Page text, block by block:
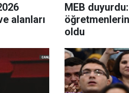
alanları
MEB
oldu